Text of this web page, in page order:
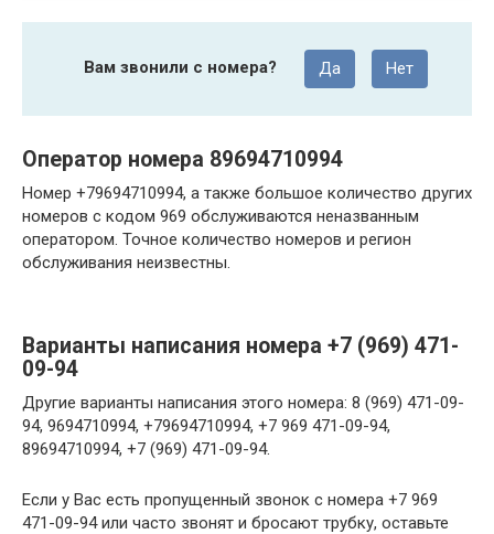
Вам звонили с номера? Да Нет
Оператор номера 89694710994
Номер +79694710994, а также большое количество других
номеров с кодом 969 обслуживаются неназванным
оператором. Точное количество номеров и регион
обслуживания неизвестны.
Варианты написания номера +7 (969) 471-
09-94
Другие варианты написания этого номера: 8 (969) 471-09-
94, 9694710994, +79694710994, +7 969 471-09-94,
89694710994, +7 (969) 471-09-94.
Если у Вас есть пропущенный звонок с номера +7 969
471-09-94 или часто звонят и бросают трубку, оставьте